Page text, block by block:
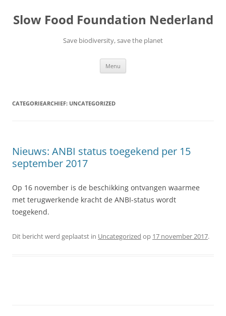
de
inhoud
Slow Food Foundation Nederland
Save biodiversity, save the planet
Menu
CATEGORIEARCHIEF: UNCATEGORIZED
Nieuws: ANBI status toegekend per 15
september 2017
Op 16 november is de beschikking ontvangen waarmee
met terugwerkende kracht de ANBI-status wordt
toegekend.
Dit bericht werd geplaatst in Uncategorized op 17 november 2017.